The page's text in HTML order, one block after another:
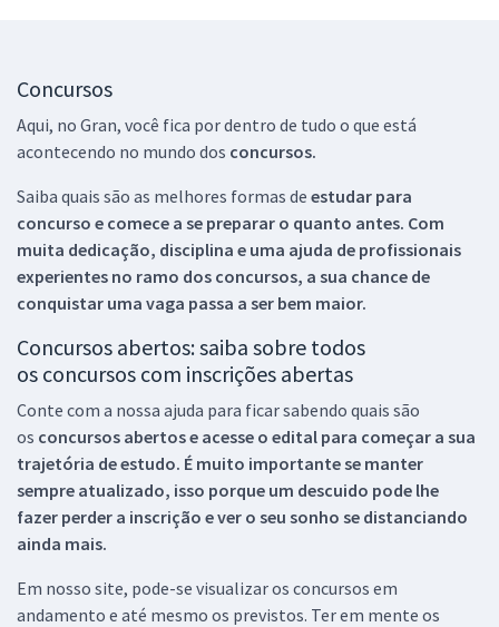
Concursos
Aqui, no Gran, você fica por dentro de tudo o que está
acontecendo no mundo dos concursos.
Saiba quais são as melhores formas de estudar para
concurso e comece a se preparar o quanto antes. Com
muita dedicação, disciplina e uma ajuda de profissionais
experientes no ramo dos concursos, a sua chance de
conquistar uma vaga passa a ser bem maior.
Concursos abertos: saiba sobre todos
os concursos com inscrições abertas
Conte com a nossa ajuda para ficar sabendo quais são
os concursos abertos e acesse o edital para começar a sua
trajetória de estudo. É muito importante se manter
sempre atualizado, isso porque um descuido pode lhe
fazer perder a inscrição e ver o seu sonho se distanciando
ainda mais.
Em nosso site, pode-se visualizar os concursos em
andamento e até mesmo os previstos. Ter em mente os